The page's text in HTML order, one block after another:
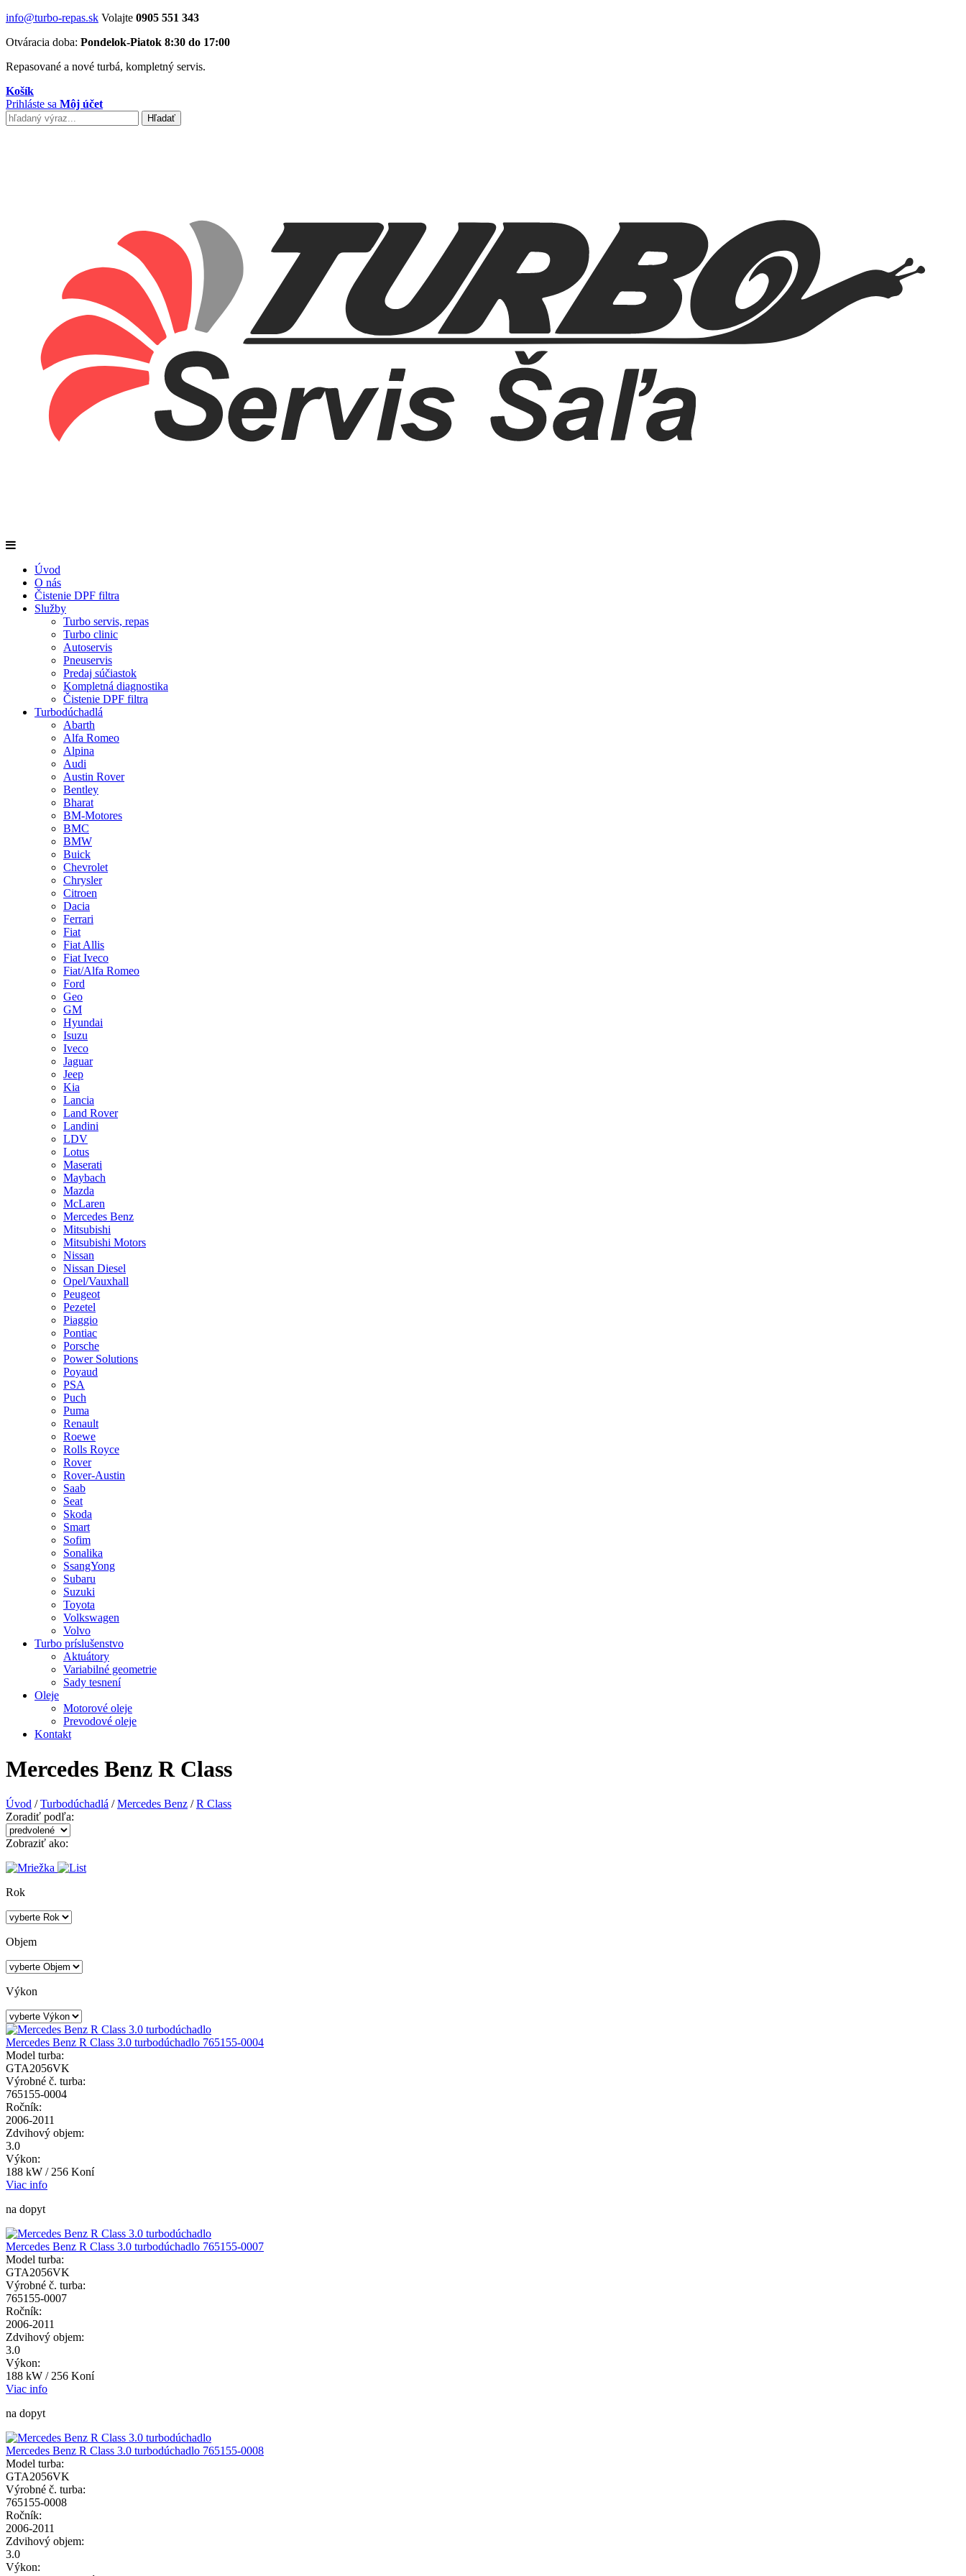
info@turbo-repas.sk Volajte 0905 551 343
Otváracia doba: Pondelok-Piatok 8:30 do 17:00
Repasované a nové turbá, kompletný servis.
Košík
Prihláste sa Môj účet
Úvod
O nás
Čistenie DPF filtra
Služby
Turbo servis, repas
Turbo clinic
Autoservis
Pneuservis
Predaj súčiastok
Kompletná diagnostika
Čistenie DPF filtra
Turbodúchadlá
Abarth
Alfa Romeo
Alpina
Audi
Austin Rover
Bentley
Bharat
BM-Motores
BMC
BMW
Buick
Chevrolet
Chrysler
Citroen
Dacia
Ferrari
Fiat
Fiat Allis
Fiat Iveco
Fiat/Alfa Romeo
Ford
Geo
GM
Hyundai
Isuzu
Iveco
Jaguar
Jeep
Kia
Lancia
Land Rover
Landini
LDV
Lotus
Maserati
Maybach
Mazda
McLaren
Mercedes Benz
Mitsubishi
Mitsubishi Motors
Nissan
Nissan Diesel
Opel/Vauxhall
Peugeot
Pezetel
Piaggio
Pontiac
Porsche
Power Solutions
Poyaud
PSA
Puch
Puma
Renault
Roewe
Rolls Royce
Rover
Rover-Austin
Saab
Seat
Skoda
Smart
Sofim
Sonalika
SsangYong
Subaru
Suzuki
Toyota
Volkswagen
Volvo
Turbo príslušenstvo
Aktuátory
Variabilné geometrie
Sady tesnení
Oleje
Motorové oleje
Prevodové oleje
Kontakt
Mercedes Benz R Class
Úvod / Turbodúchadlá / Mercedes Benz / R Class
Zoradiť podľa:
Zobraziť ako:
Rok
Objem
Výkon
Mercedes Benz R Class 3.0 turbodúchadlo 765155-0004
Model turba:
GTA2056VK
Výrobné č. turba:
765155-0004
Ročník:
2006-2011
Zdvihový objem:
3.0
Výkon:
188 kW / 256 Koní
Viac info
na dopyt
Mercedes Benz R Class 3.0 turbodúchadlo 765155-0007
Model turba:
GTA2056VK
Výrobné č. turba:
765155-0007
Ročník:
2006-2011
Zdvihový objem:
3.0
Výkon:
188 kW / 256 Koní
Viac info
na dopyt
Mercedes Benz R Class 3.0 turbodúchadlo 765155-0008
Model turba:
GTA2056VK
Výrobné č. turba:
765155-0008
Ročník:
2006-2011
Zdvihový objem:
3.0
Výkon: